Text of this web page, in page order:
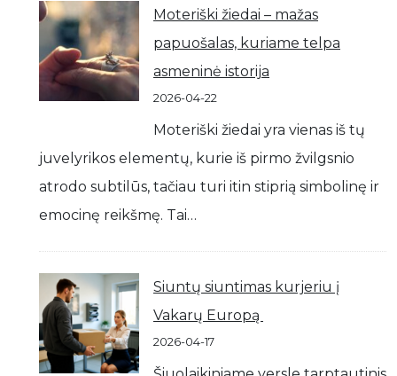
Moteriški žiedai – mažas
papuošalas, kuriame telpa
asmeninė istorija
2026-04-22
Moteriški žiedai yra vienas iš tų
juvelyrikos elementų, kurie iš pirmo žvilgsnio
atrodo subtilūs, tačiau turi itin stiprią simbolinę ir
emocinę reikšmę. Tai…
Siuntų siuntimas kurjeriu į
Vakarų Europą
2026-04-17